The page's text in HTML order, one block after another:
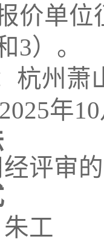
价单
3）。
杭州萧
5年10
评审
朱工